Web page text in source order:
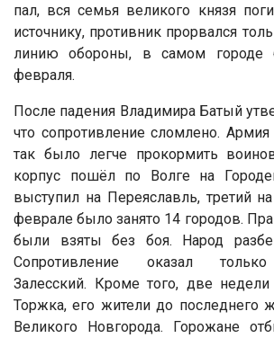
пал, вся семья великого князя
источнику, противник прорвался
линию обороны, в самом
февраля.
После падения Владимира Батый
что сопротивление сломлено.
так было легче прокормить
корпус пошёл по Волге на
выступил на Переяславль, третий
феврале было занято 14 городов.
были взяты без боя. Народ
Сопротивление оказал
Залесский. Кроме того, две
Торжка, его жители до последнего
Великого Новгорода. Горожане